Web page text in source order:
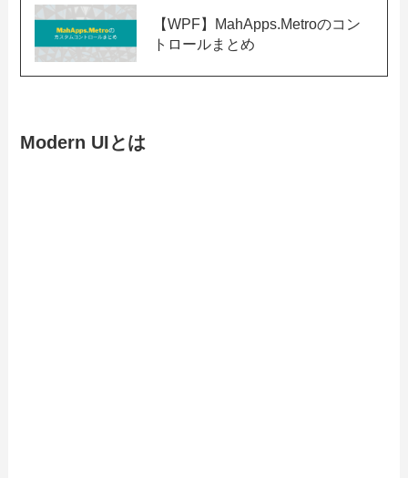
【WPF】MahApps.Metroのコン
トロールまとめ
Modern UIとは